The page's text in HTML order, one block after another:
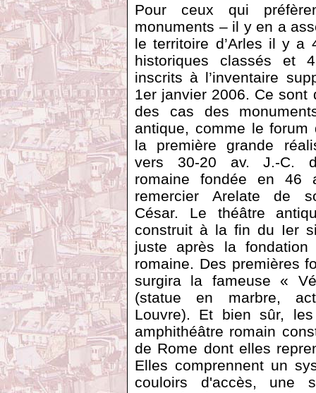
Pour ceux qui
monuments – il y en a
le territoire d’Arles il y a
historiques classés et
inscrits à l’inventaire
1er janvier 2006. Ce sont
des cas des
antique, comme le forum
la première grande
vers 30-20 av. J.-C.
romaine fondée en 46
remercier Arelate de
César. Le théâtre
construit à la fin du Ier
juste après la
romaine. Des premières
surgira la fameuse «
(statue en marbre,
Louvre). Et bien sûr,
amphithéâtre romain
de Rome dont elles
Elles comprennent un
couloirs d'accès, une